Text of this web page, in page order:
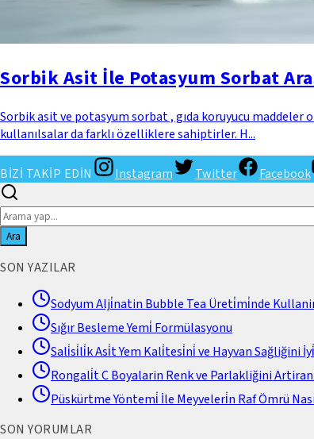
Sorbik Asit İle Potasyum Sorbat
Sorbik asit ve potasyum sorbat , gıda koruyucu
kullanılsalar da farklı özelliklere sahiptirler. H...
BİZİ TAKİP EDİN Instagram Twitter Facebook
Ara
SON YAZILAR
Sodyum Alji̇natin Bubble Tea Üreti̇mi̇nde
Sığır Besleme Yemi̇ Formülasyonu
Sali̇si̇li̇k Asi̇t Yem Kali̇tesi̇ni̇ ve Hayvan Sağliğini
Rongali̇t C Boyalarin Renk ve Parlakliğini
Püskürtme Yöntemi̇ İle Meyveleri̇n Raf Ömrü
SON YORUMLAR